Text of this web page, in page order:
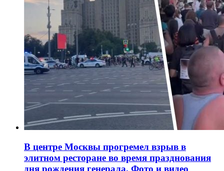
В центре Москвы прогремел взрыв в
элитном ресторане во время празднования
дня рождения генерала. Фото и видео